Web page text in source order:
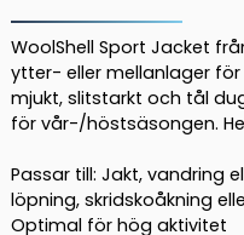
Man
mängd
WoolShell Sport Jacket
ytter- eller mellanlager
mjukt, slitstarkt och tål
för vår-/höstsäsongen.
Passar till: Jakt, vandring
löpning, skridskoåkning
Optimal för hög aktivitet